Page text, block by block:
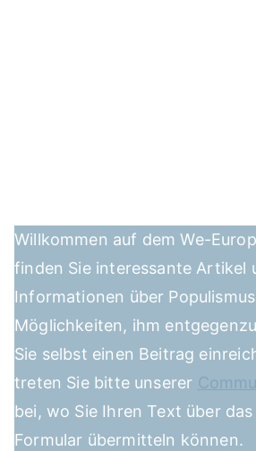
Willkommen auf dem We-
finden Sie interessante Artikel
Informationen über
Möglichkeiten, ihm
Sie selbst einen Beitrag
treten Sie bitte unserer
bei, wo Sie Ihren Text über
Formular übermitteln können.